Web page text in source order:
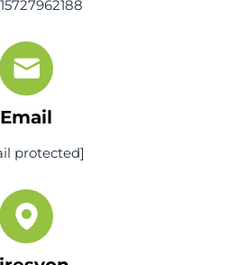
Email
protected]